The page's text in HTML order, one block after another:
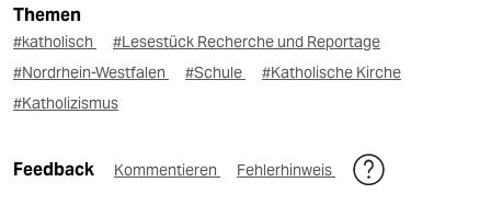
Themen
#katholisch
#Lesestück Recherche und Reportage
#Nordrhein-Westfalen
#Schule
#Katholische Kirche
#Katholizismus
Feedback Kommentieren Fehlerhinweis